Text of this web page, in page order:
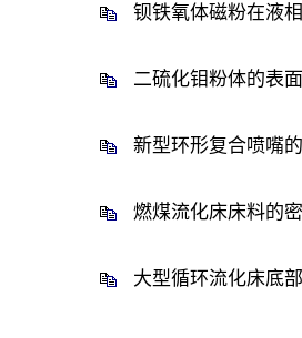
钡铁氧体磁粉在液
二硫化钼粉体的表
新型环形复合喷嘴
燃煤流化床床料的
大型循环流化床底